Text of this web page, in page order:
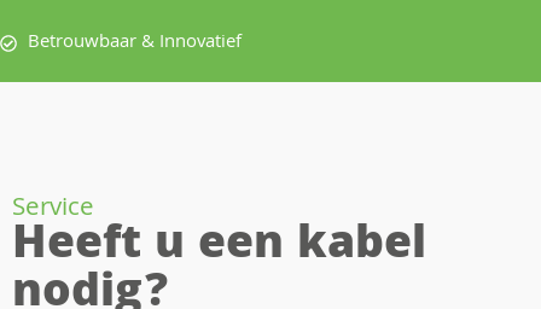
Betrouwbaar & Innovatief
Service
Heeft u een kabel